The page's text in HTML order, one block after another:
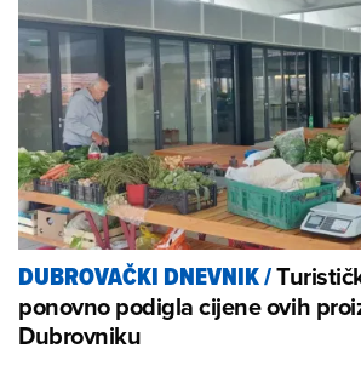
DUBROVAČKI DNEVNIK/
ponovno podigla cijene ovih
Dubrovniku